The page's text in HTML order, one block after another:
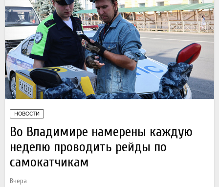
НОВОСТИ
Во Владимире намерены каждую
неделю проводить рейды по
самокатчикам
Вчера